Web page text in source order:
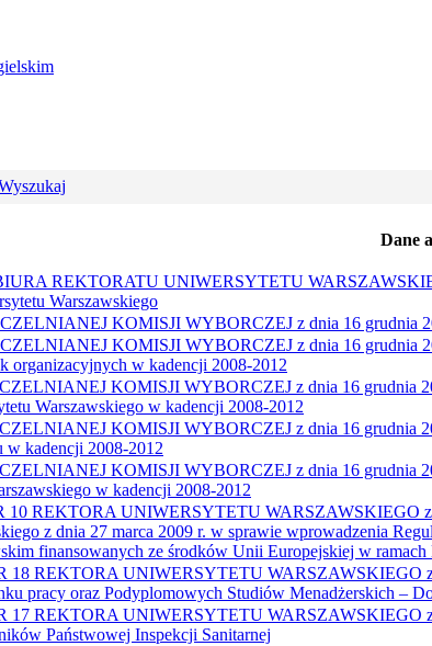
Dane
REKTORATU UNIWERSYTETU
Warszawskiego
KOMISJI WYBORCZEJ z dnia 16 grudnia
KOMISJI WYBORCZEJ z dnia 16 grudnia
organizacyjnych w kadencji 2008-2012
KOMISJI WYBORCZEJ z dnia 16 grudnia
Warszawskiego w kadencji 2008-2012
KOMISJI WYBORCZEJ z dnia 16 grudnia
kadencji 2008-2012
KOMISJI WYBORCZEJ z dnia 16 grudnia
w kadencji 2008-2012
REKTORA UNIWERSYTETU WARSZAWSKIEGO z
z dnia 27 marca 2009 r. w sprawie wprowadzenia
finansowanych ze środków Unii Europejskiej w ramach
REKTORA UNIWERSYTETU WARSZAWSKIEGO z
pracy oraz Podyplomowych Studiów Menadżerskich –
REKTORA UNIWERSYTETU WARSZAWSKIEGO z
Państwowej Inspekcji Sanitarnej